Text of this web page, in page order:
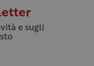
e sugli